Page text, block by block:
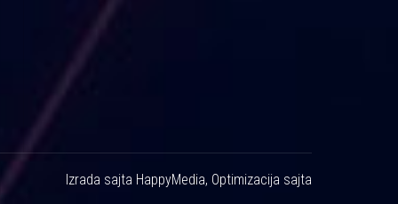
Izrada sajta HappyMedia, Optimizacija sajta